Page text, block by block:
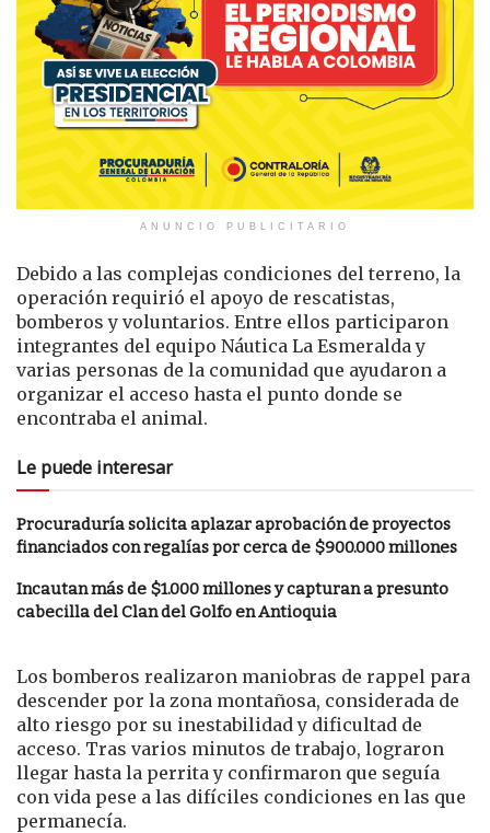
ANUNCIO PUBLICITARIO
Debido a las complejas condiciones del terreno, la
operación requirió el apoyo de rescatistas,
bomberos y voluntarios. Entre ellos participaron
integrantes del equipo Náutica La Esmeralda y
varias personas de la comunidad que ayudaron a
organizar el acceso hasta el punto donde se
encontraba el animal.
Le puede interesar
Procuraduría solicita aplazar aprobación de proyectos
financiados con regalías por cerca de $900.000 millones
Incautan más de $1.000 millones y capturan a presunto
cabecilla del Clan del Golfo en Antioquia
Los bomberos realizaron maniobras de rappel para
descender por la zona montañosa, considerada de
alto riesgo por su inestabilidad y dificultad de
acceso. Tras varios minutos de trabajo, lograron
llegar hasta la perrita y confirmaron que seguía
con vida pese a las difíciles condiciones en las que
permanecía.